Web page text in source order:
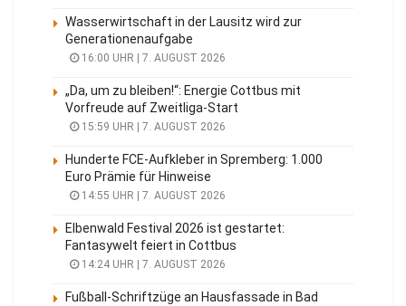
Wasserwirtschaft in der Lausitz wird zur
Generationenaufgabe
16:00 UHR | 7. AUGUST 2026
„Da, um zu bleiben!“: Energie Cottbus mit
Vorfreude auf Zweitliga-Start
15:59 UHR | 7. AUGUST 2026
Hunderte FCE-Aufkleber in Spremberg: 1.000
Euro Prämie für Hinweise
14:55 UHR | 7. AUGUST 2026
Elbenwald Festival 2026 ist gestartet:
Fantasywelt feiert in Cottbus
14:24 UHR | 7. AUGUST 2026
Fußball-Schriftzüge an Hausfassade in Bad